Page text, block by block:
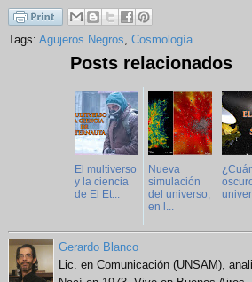
Tags: Agujeros Negros, Cosmología
Posts relacionados
El multiverso
y la ciencia
de El Et...
Nueva
simulación
del universo,
en l...
Gerardo Blanco
Lic. en Comunicación (UNSAM),